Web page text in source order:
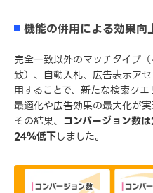
機能の併用による効果向
完全一致以外のマッチタイプ
致）、自動入札、広告表示ア
用することで、新たな検索ク
最適化や広告効果の最大化が実
その結果、 コンバージョン数
24％低下しました。